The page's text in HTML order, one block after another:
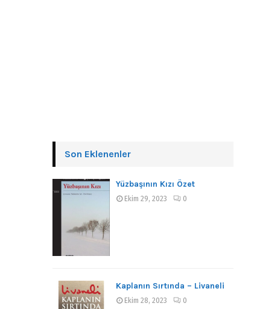
Son Eklenenler
Yüzbaşının Kızı Özet
Ekim 29, 2023 0
Kaplanın Sırtında – Livaneli
Ekim 28, 2023 0